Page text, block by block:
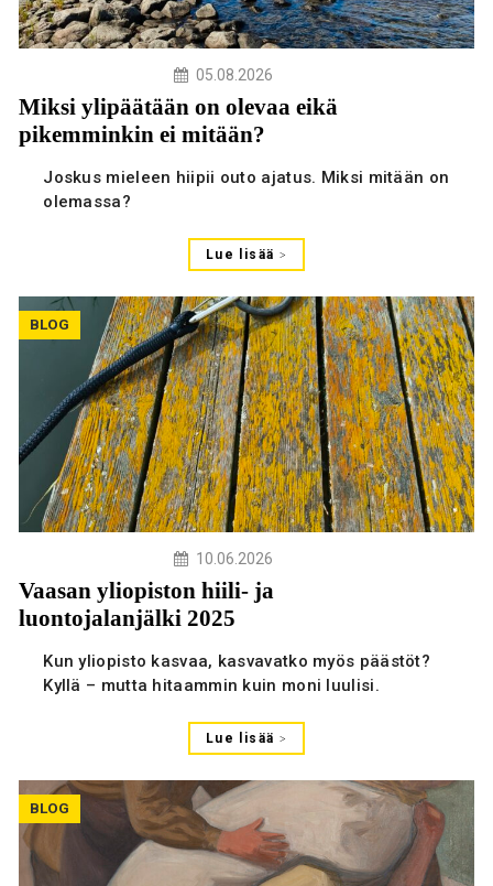
05.08.2026
Miksi ylipäätään on olevaa eikä
pikemminkin ei mitään?
Joskus mieleen hiipii outo ajatus. Miksi mitään on
olemassa?
Lue lisää
BLOG
10.06.2026
Vaasan yliopiston hiili- ja
luontojalanjälki 2025
Kun yliopisto kasvaa, kasvavatko myös päästöt?
Kyllä – mutta hitaammin kuin moni luulisi.
Lue lisää
BLOG